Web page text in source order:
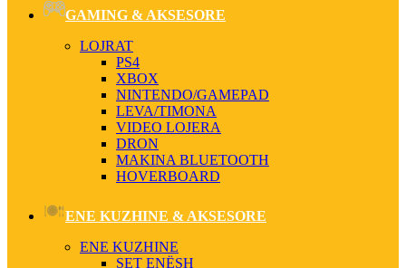
GAMING & AKSESORE
LOJRAT
PS4
XBOX
NINTENDO/GAMEPAD
LEVA/TIMONA
VIDEO LOJERA
DRON
MAKINA BLUETOOTH
HOVERBOARD
ENE KUZHINE & AKSESORE
ENE KUZHINE
SET ENËSH